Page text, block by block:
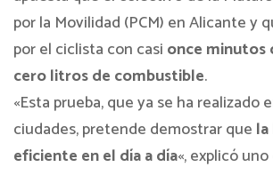
por la Movilidad (PCM) en Alicante y
por el ciclista con casi once minutos
cero litros de combustible.
«Esta prueba, que ya se ha realizado
ciudades, pretende demostrar que
eficiente en el día a día«, explicó